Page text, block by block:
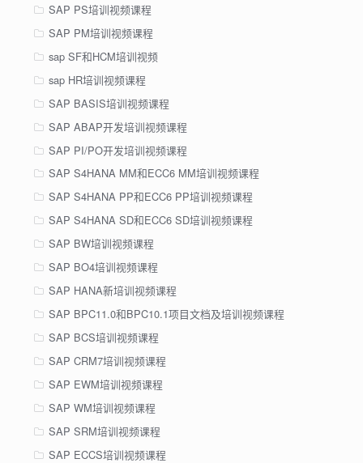
SAP PS培训视频课程
SAP PM培训视频课程
sap SF和HCM培训视频
sap HR培训视频课程
SAP BASIS培训视频课程
SAP ABAP开发培训视频课程
SAP PI/PO开发培训视频课程
SAP S4HANA MM和ECC6 MM培训视频课程
SAP S4HANA PP和ECC6 PP培训视频课程
SAP S4HANA SD和ECC6 SD培训视频课程
SAP BW培训视频课程
SAP BO4培训视频课程
SAP HANA新培训视频课程
SAP BPC11.0和BPC10.1项目文档及培训视频课程
SAP BCS培训视频课程
SAP CRM7培训视频课程
SAP EWM培训视频课程
SAP WM培训视频课程
SAP SRM培训视频课程
SAP ECCS培训视频课程